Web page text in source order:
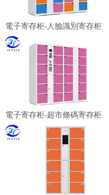
電子寄存柜-人臉識別寄存柜
智能寄存柜廠家
電子寄存柜-超市條碼寄存柜
景區游客行李寄存柜